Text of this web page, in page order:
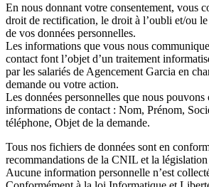
En nous donnant votre consentement, vous
droit de rectification, le droit à l’oubli et/ou
de vos données personnelles.
Les informations que vous nous
contact font l’objet d’un traitement
par les salariés de Agencement Garcia en
demande ou votre action.
Les données personnelles que nous pouvons
informations de contact : Nom, Prénom,
téléphone, Objet de la demande.
Tous nos fichiers de données sont en
recommandations de la CNIL et la législation
Aucune information personnelle n’est